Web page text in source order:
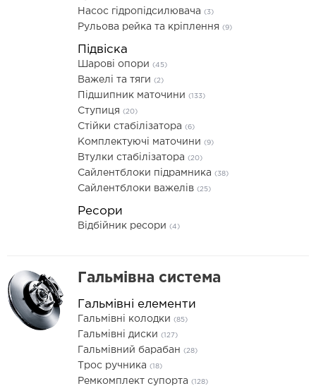
Насос гідропідсилювача (3)
Рульова рейка та кріплення (9)
Підвіска
Шарові опори (45)
Важелі та тяги (2)
Підшипник маточини (133)
Ступиця (20)
Стійки стабілізатора (6)
Комплектуючі маточини (9)
Втулки стабілізатора (20)
Сайлентблоки підрамника (38)
Сайлентблоки важелів (25)
Ресори
Відбійник ресори (4)
Гальмівна система
Гальмівні елементи
Гальмівні колодки (85)
Гальмівні диски (127)
Гальмівний барабан (28)
Трос ручника (18)
Ремкомплект супорта (128)